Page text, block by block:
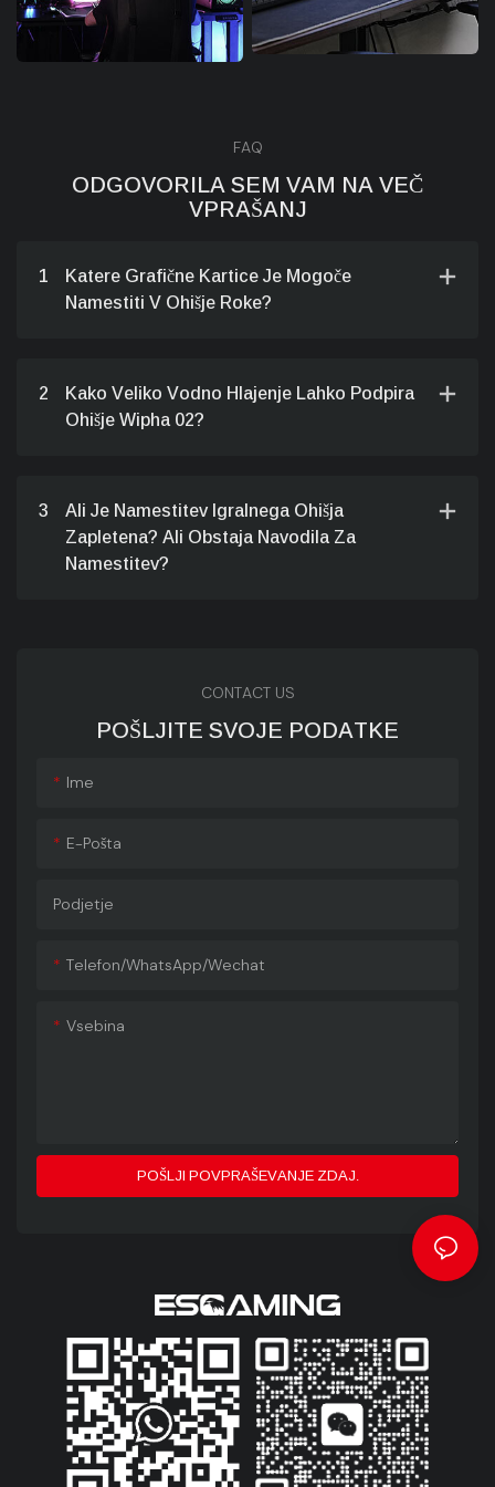
FAQ
ODGOVORILA SEM VAM NA VEČ
VPRAŠANJ
1
Katere Grafične Kartice Je Mogoče
Namestiti V Ohišje Roke?
2
Kako Veliko Vodno Hlajenje Lahko Podpira
Ohišje Wipha 02?
3
Ali Je Namestitev Igralnega Ohišja
Zapletena? Ali Obstaja Navodila Za
Namestitev?
CONTACT US
POŠLJITE SVOJE PODATKE
Ime
E-Pošta
Podjetje
Telefon/whatsApp/wechat
Vsebina
POŠLJI POVPRAŠEVANJE ZDAJ.